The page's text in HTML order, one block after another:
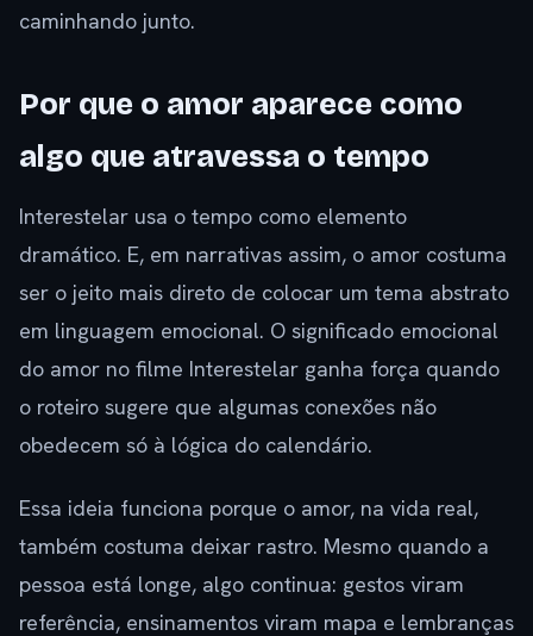
caminhando junto.
Por que o amor aparece como
algo que atravessa o tempo
Interestelar usa o tempo como elemento
dramático. E, em narrativas assim, o amor costuma
ser o jeito mais direto de colocar um tema abstrato
em linguagem emocional. O significado emocional
do amor no filme Interestelar ganha força quando
o roteiro sugere que algumas conexões não
obedecem só à lógica do calendário.
Essa ideia funciona porque o amor, na vida real,
também costuma deixar rastro. Mesmo quando a
pessoa está longe, algo continua: gestos viram
referência, ensinamentos viram mapa e lembranças